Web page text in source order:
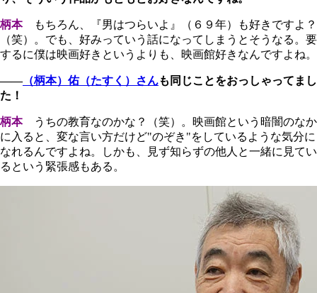
柄本もちろん、『男はつらいよ』（６９年）も好きですよ？
（笑）。でも、好みっていう話になってしまうとそうなる。要
するに僕は映画好きというよりも、映画館好きなんですよね。
――（柄本）佑（たすく）さんも同じことをおっしゃってまし
た！
柄本うちの教育なのかな？（笑）。映画館という暗闇のなか
に入ると、変な言い方だけど"のぞき "をしているような気分に
なれるんですよね。しかも、見ず知らずの他人と一緒に見てい
るという緊張感もある。